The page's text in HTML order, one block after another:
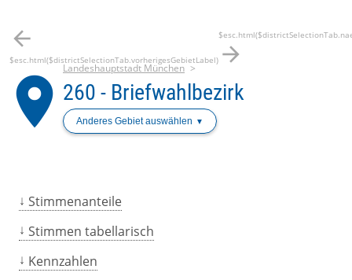
arrow_back
$esc.html($districtSelectionTab.vorherigesGebietLabel) arrow_forward
place
Landeshauptstadt München
260 - Briefwahlbezirk
Anderes Gebiet auswählen
Stimmenanteile
Stimmen tabellarisch
Kennzahlen